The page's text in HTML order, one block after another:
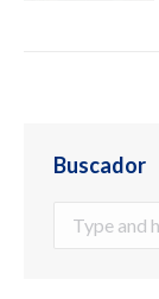
Buscador